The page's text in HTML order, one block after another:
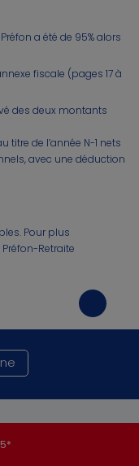
a été de 95% alors
fiscale (pages 17 à
des deux montants
titre de l’année N-1 nets
avec une déduction
Pour plus
Retraite